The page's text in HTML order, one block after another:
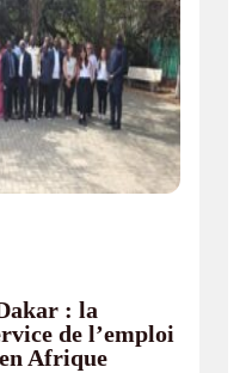
: la
de l’emploi
Afrique